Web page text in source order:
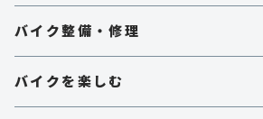
バイク整備・修理
バイクを楽しむ